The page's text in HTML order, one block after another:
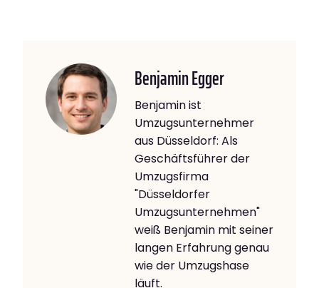
Benjamin Egger
Benjamin ist
Umzugsunternehmer
aus Düsseldorf: Als
Geschäftsführer der
Umzugsfirma
"Düsseldorfer
Umzugsunternehmen"
weiß Benjamin mit seiner
langen Erfahrung genau
wie der Umzugshase
läuft.